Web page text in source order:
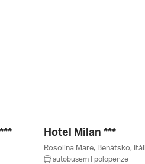
Hotel Milan ***
Rosolina Mare, Benátsko,
autobusem | polopenze